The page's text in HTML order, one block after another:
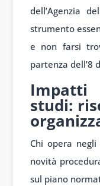
dell’Agenzia
strumento
e non farsi
partenza dell’8
studi:
Chi opera
novità
sul piano